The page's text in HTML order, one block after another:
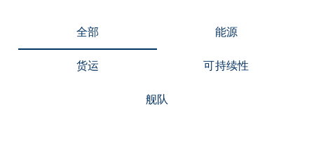
全部 能源
货运 可持续性
舰队